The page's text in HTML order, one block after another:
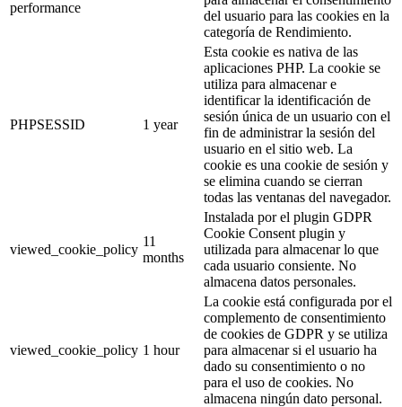
performance
del usuario para las cookies en la
categoría de Rendimiento.
PHPSESSID 1 year
Esta cookie es nativa de las
aplicaciones PHP. La cookie se
utiliza para almacenar e
identificar la identificación de
sesión única de un usuario con el
fin de administrar la sesión del
usuario en el sitio web. La
cookie es una cookie de sesión y
se elimina cuando se cierran
todas las ventanas del navegador.
viewed_cookie_policy
11
months
Instalada por el plugin GDPR
Cookie Consent plugin y
utilizada para almacenar lo que
cada usuario consiente. No
almacena datos personales.
viewed_cookie_policy 1 hour
La cookie está configurada por el
complemento de consentimiento
de cookies de GDPR y se utiliza
para almacenar si el usuario ha
dado su consentimiento o no
para el uso de cookies. No
almacena ningún dato personal.